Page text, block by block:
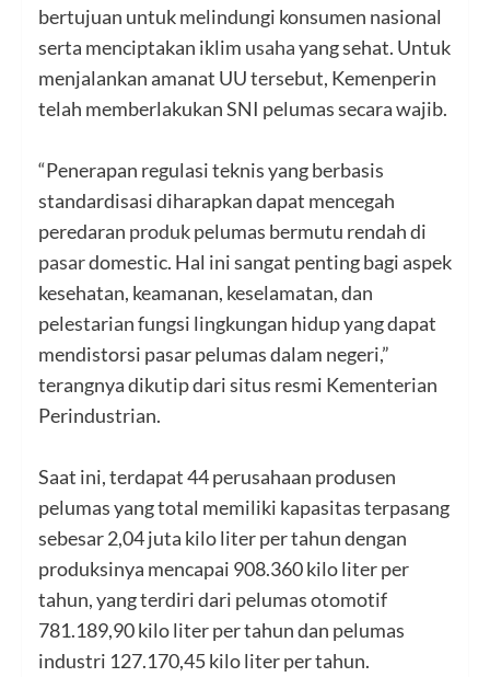
bertujuan untuk melindungi konsumen nasional
serta menciptakan iklim usahayang sehat. Untuk
menjalankan amanat UU tersebut, Kemenperin
telah memberlakukan SNI pelumas secara wajib.
“Penerapan regulasi teknis yang berbasis
standardisasi diharapkan dapat mencegah
peredaran produkpelumas bermutu rendah di
pasardomestic. Hal ini sangat penting bagi aspek
kesehatan, keamanan, keselamatan, dan
pelestarian fungsi lingkungan hidup yang dapat
mendistorsi pasar pelumas dalam negeri,”
terangnya dikutip dari situs resmi Kementerian
Perindustrian.
Saat ini, terdapat 44 perusahaan produsen
pelumas yang total memiliki kapasitas terpasang
sebesar 2,04 juta kilo liter per tahun dengan
produksinya mencapai 908.360 kilo liter per
tahun, yang terdiri dari pelumas otomotif
781.189,90 kilo liter per tahun dan pelumas
industri 127.170,45 kilo liter per tahun.